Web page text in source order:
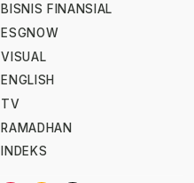
BISNIS FINANSIAL
ESGNOW
VISUAL
ENGLISH
TV
RAMADHAN
INDEKS